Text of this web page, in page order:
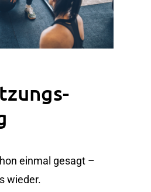
einmal gesagt –
wieder.